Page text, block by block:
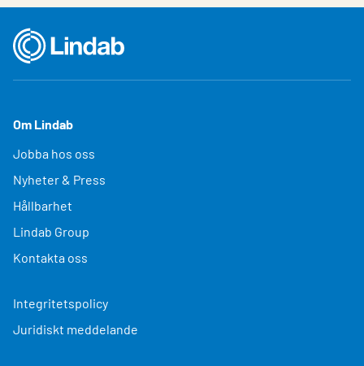
Om Lindab
Jobba hos oss
Nyheter & Press
Hållbarhet
Lindab Group
Kontakta oss
Integritetspolicy
Juridiskt meddelande